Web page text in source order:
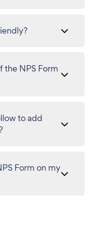
the NPS Form
to add
Form on my